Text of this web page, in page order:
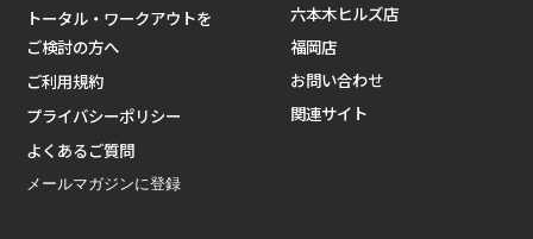
トータル・ワークアウトを
ご検討の方へ
ご利用規約
プライバシーポリシー
よくあるご質問
メールマガジンに登録
六本木ヒルズ店
福岡店
お問い合わせ
関連サイト